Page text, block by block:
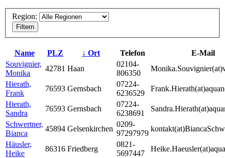
Region:
Filtern
Name PLZ ↓ Ort Telefon
E-Mail
Souvignier,
Monika
42781 Haan
02104-
806350
Hierath,
Frank
76593 Gernsbach
07224-
6236529
Hierath,
Sandra
76593 Gernsbach
07224-
6238691
Schwertner,
Bianca
45894 Gelsenkirchen
0209-
97297979
Häusler,
Heike
86316 Friedberg
0821-
5697447